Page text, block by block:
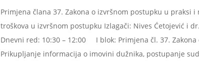
Primjena člana 37. Zakona o izvršnom postupku u praksi
troškova u izvršnom postupku Izlagači: Nives Ćetojević i
Dnevni red: 10:30 – 12:00 I blok: Primjena čl. 37.
Prikupljanje informacija o imovini dužnika, postupanje